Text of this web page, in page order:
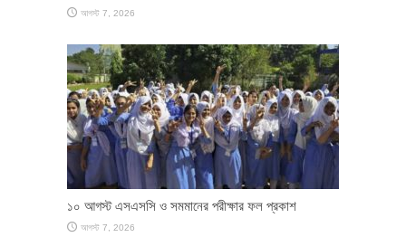
আগস্ট 7, 2026
১০ আগস্ট এসএসসি ও সমমানের পরীক্ষার ফল প্রকাশ
আগস্ট 7, 2026